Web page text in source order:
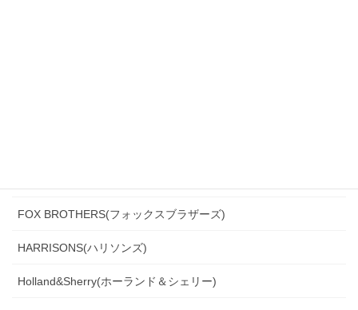
FOX BROTHERS(フォックスブラザーズ)
HARRISONS(ハリソンズ)
Holland&Sherry(ホーランド＆シェリー)